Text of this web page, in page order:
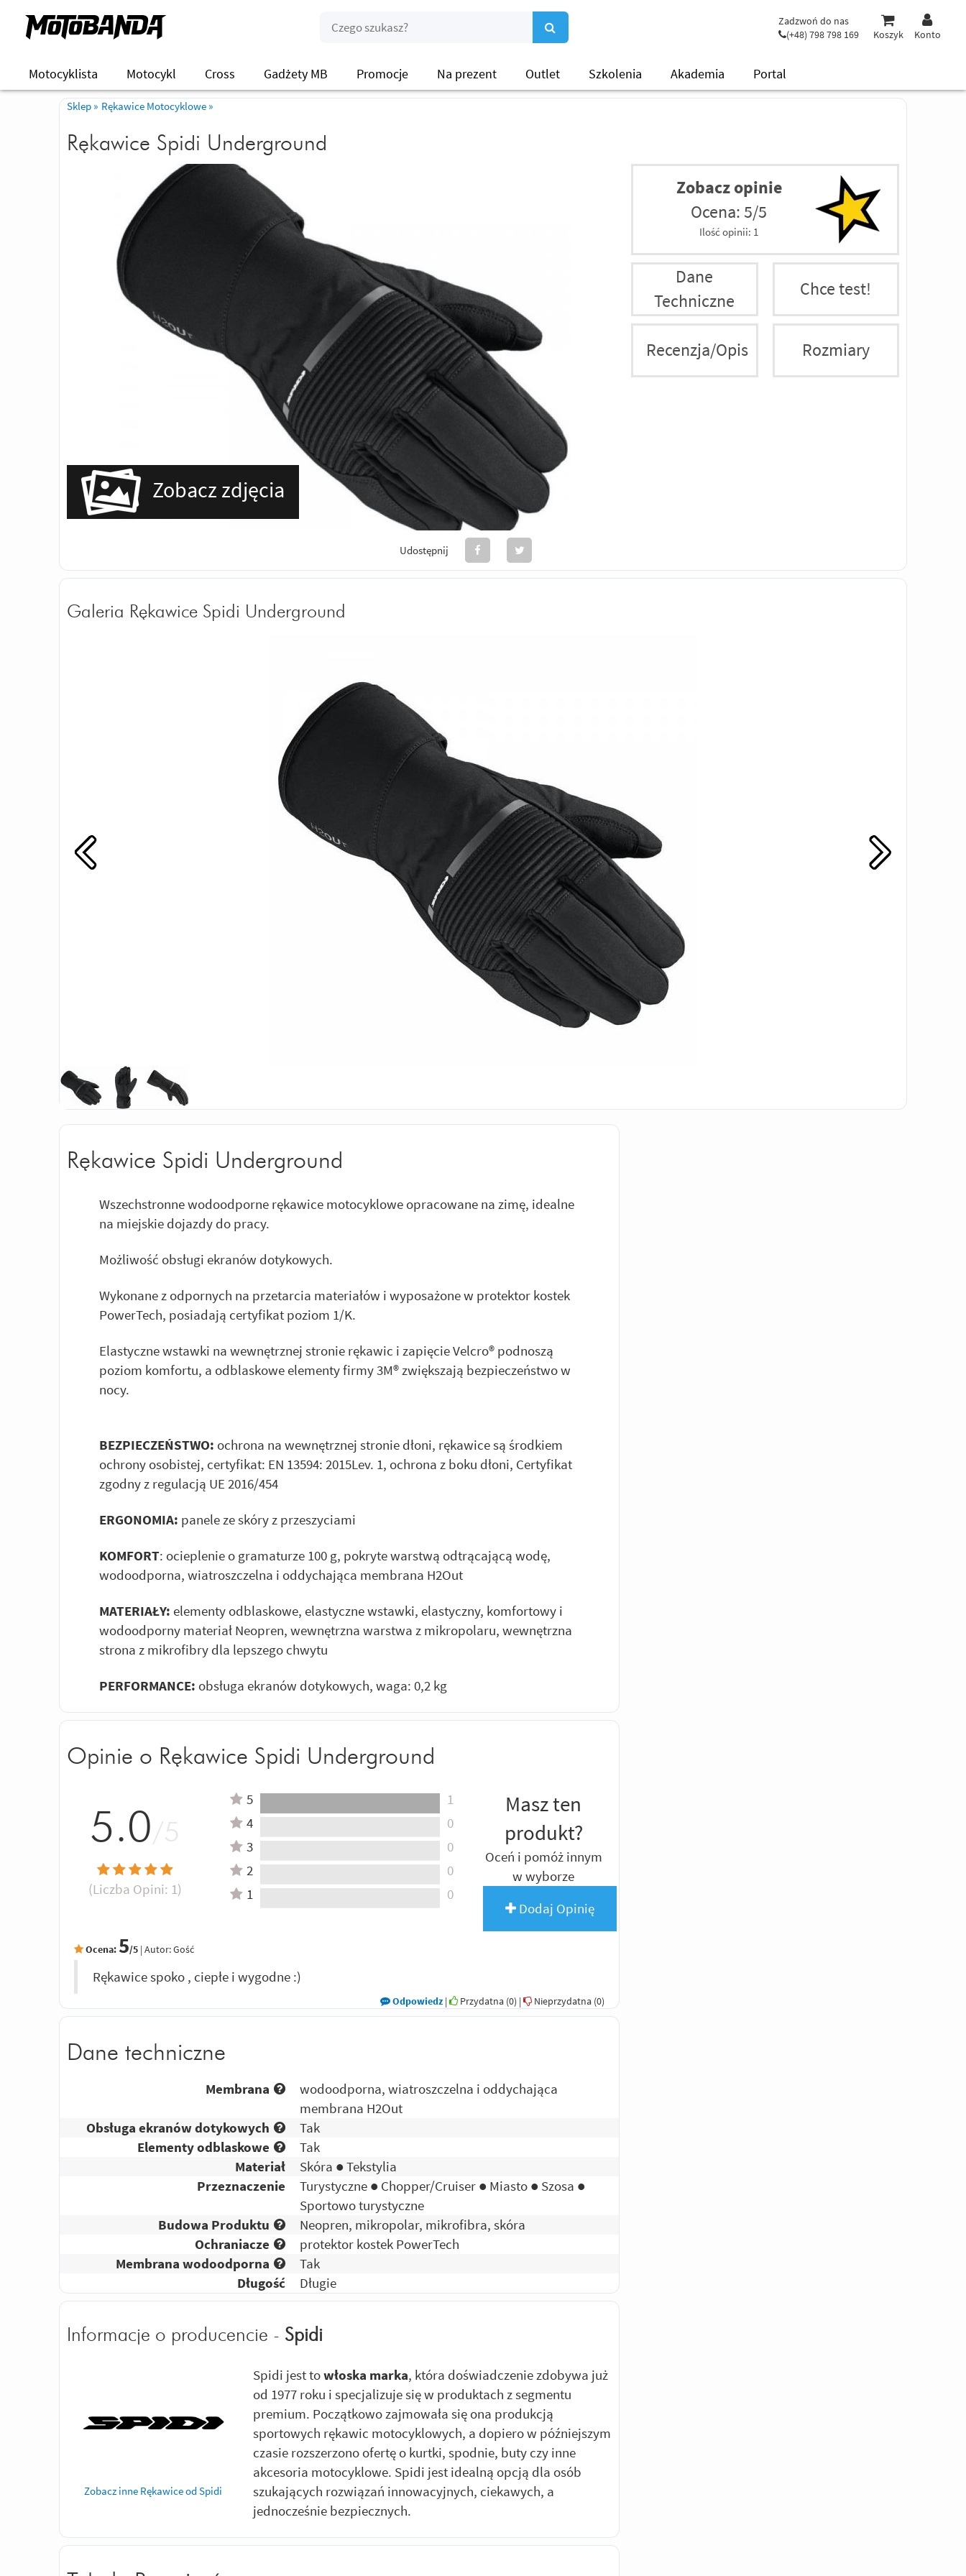
Zadzwoń do nas
(+48) 798 798 169
Koszyk Konto
Motocyklista Motocykl Cross Gadżety MB Promocje Na prezent Outlet Szkolenia Akademia Portal
Sklep » Rękawice Motocyklowe »
Rękawice Spidi Underground
Zobacz zdjęcia
Zobacz opinie
Ocena: 5/5
Ilość opinii: 1
Dane
Techniczne
Chce test!
Recenzja/Opis Rozmiary
Udostępnij
Galeria Rękawice Spidi Underground
Rękawice Spidi Underground
Wszechstronne wodoodporne rękawice motocyklowe opracowane na zimę, idealne
na miejskie dojazdy do pracy.
Możliwość obsługi ekranów dotykowych.
Wykonane z odpornych na przetarcia materiałów i wyposażone w protektor kostek
PowerTech, posiadają certyfikat poziom 1/K.
Elastyczne wstawki na wewnętrznej stronie rękawic i zapięcie Velcro® podnoszą
poziom komfortu, a odblaskowe elementy firmy 3M® zwiększają bezpieczeństwo w
nocy.
BEZPIECZEŃSTWO: ochrona na wewnętrznej stronie dłoni, rękawice są środkiem
ochrony osobistej, certyfikat: EN 13594: 2015Lev. 1, ochrona z boku dłoni, Certyfikat
zgodny z regulacją UE 2016/454
ERGONOMIA: panele ze skóry z przeszyciami
KOMFORT: ocieplenie o gramaturze 100 g, pokryte warstwą odtrącającą wodę,
wodoodporna, wiatroszczelna i oddychająca membrana H2Out
MATERIAŁY: elementy odblaskowe, elastyczne wstawki, elastyczny, komfortowy i
wodoodporny materiał Neopren, wewnętrzna warstwa z mikropolaru, wewnętrzna
strona z mikrofibry dla lepszego chwytu
PERFORMANCE: obsługa ekranów dotykowych, waga: 0,2 kg
Opinie o Rękawice Spidi Underground
5.0/5
(Liczba Opini: 1)
5
1
4
0
3
0
2
0
1
0
Masz ten
produkt?
Oceń i pomóż innym
w wyborze
Dodaj Opinię
Ocena: 5/5 | Autor:Gość
Rękawice spoko , ciepłe i wygodne :)
Odpowiedz| Przydatna (0) | Nieprzydatna (0)
Dane techniczne
Membrana
wodoodporna, wiatroszczelna i oddychająca
membrana H2Out
Obsługa ekranów dotykowych
Tak
Elementy odblaskowe
Tak
Materiał
Skóra ● Tekstylia
Przeznaczenie
Turystyczne ● Chopper/Cruiser ● Miasto ● Szosa ●
Sportowo turystyczne
Budowa Produktu
Neopren, mikropolar, mikrofibra, skóra
Ochraniacze
protektor kostek PowerTech
Membrana wodoodporna
Tak
Długość
Długie
Informacje o producencie - Spidi
Zobacz inne Rękawice od Spidi
Spidi jest towłoska marka, która doświadczenie zdobywa już
od 1977 roku i specjalizuje się w produktach z segmentu
premium. Początkowo zajmowała się ona produkcją
sportowych rękawic motocyklowych, a dopiero w późniejszym
czasie rozszerzono ofertę o kurtki, spodnie, buty czy inne
akcesoria motocyklowe. Spidi jest idealną opcją dla osób
szukających rozwiązań innowacyjnych, ciekawych, a
jednocześnie bezpiecznych.